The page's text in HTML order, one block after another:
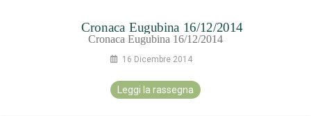
Cronaca Eugubina 16/12/2014
16 Dicembre 2014
Leggi la rassegna